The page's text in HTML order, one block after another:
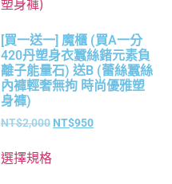
[買一送一] 魔櫃 (買A一分
420丹塑身衣蠶絲鍺元素負
離子能量石) 送B (蕾絲蠶絲
內褲輕奢無拘 時尚優雅塑
身褲)
NT$2,000 NT$950
選擇規格